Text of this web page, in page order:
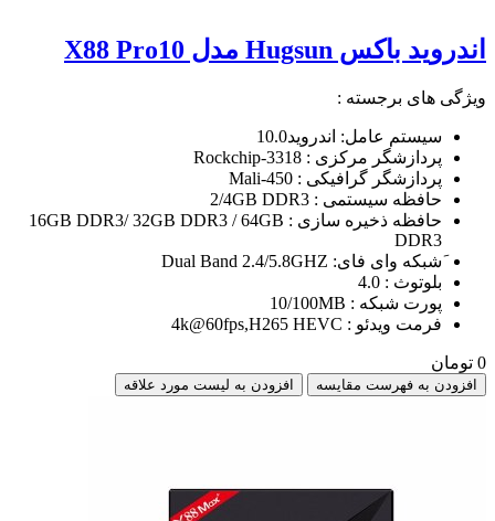
اندروید باکس Hugsun مدل X88 Pro10
ویژگی های برجسته :
سیستم عامل: اندروید10.0
پردازشگر مرکزی : Rockchip-3318
پردازشگر گرافیکی : Mali-450
حافظه سیستمی : 2/4GB DDR3
حافظه ذخیره سازی : 16GB DDR3/ 32GB DDR3 / 64GB
DDR3
َشبکه وای فای: Dual Band 2.4/5.8GHZ
بلوتوث : 4.0
پورت شبکه : 10/100MB
فرمت ویدئو : 4k@60fps,H265 HEVC
0 تومان
افزودن به فهرست مقایسه افزودن به لیست مورد علاقه